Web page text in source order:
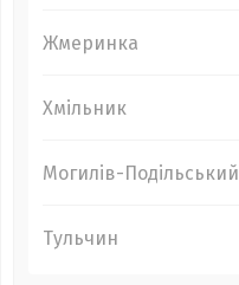
Жмеринка
Хмільник
Могилів-Подільський
Тульчин